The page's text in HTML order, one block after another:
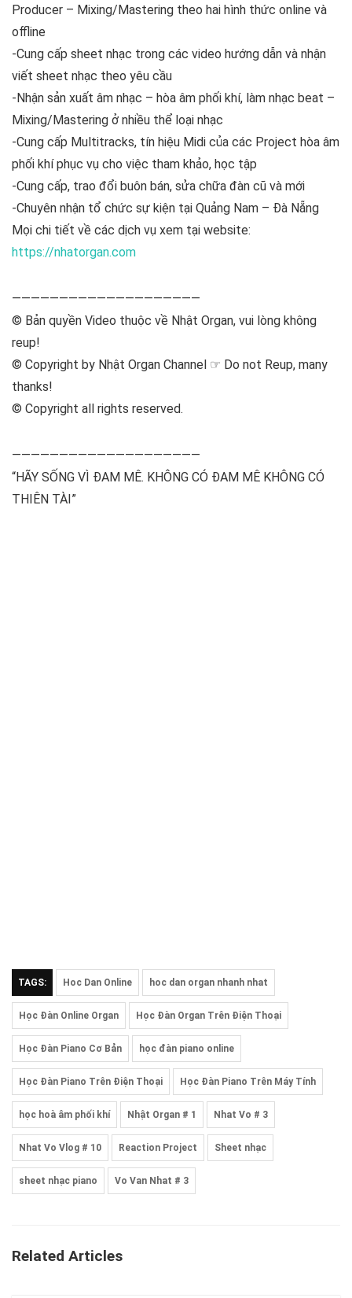
Producer – Mixing/Mastering theo hai hình thức online và
offline
-Cung cấp sheet nhạc trong các video hướng dẫn và nhận
viết sheet nhạc theo yêu cầu
-Nhận sản xuất âm nhạc – hòa âm phối khí, làm nhạc beat –
Mixing/Mastering ở nhiều thể loại nhạc
-Cung cấp Multitracks, tín hiệu Midi của các Project hòa âm
phối khí phục vụ cho việc tham khảo, học tập
-Cung cấp, trao đổi buôn bán, sửa chữa đàn cũ và mới
-Chuyên nhận tổ chức sự kiện tại Quảng Nam – Đà Nẵng
Mọi chi tiết về các dịch vụ xem tại website:
https://nhatorgan.com
————————————————————
© Bản quyền Video thuộc về Nhật Organ, vui lòng không
reup!
© Copyright by Nhật Organ Channel ☞ Do not Reup, many
thanks!
© Copyright all rights reserved.
————————————————————
“HÃY SỐNG VÌ ĐAM MÊ. KHÔNG CÓ ĐAM MÊ KHÔNG CÓ
THIÊN TÀI”
TAGS: Hoc Dan Online hoc dan organ nhanh nhat
Học Đàn Online Organ Học Đàn Organ Trên Điện Thoại
Học Đàn Piano Cơ Bản học đàn piano online
Học Đàn Piano Trên Điện Thoại Học Đàn Piano Trên Máy Tính
học hoà âm phối khí Nhật Organ # 1 Nhat Vo # 3
Nhat Vo Vlog # 10 Reaction Project Sheet nhạc
sheet nhạc piano Vo Van Nhat # 3
Related Articles